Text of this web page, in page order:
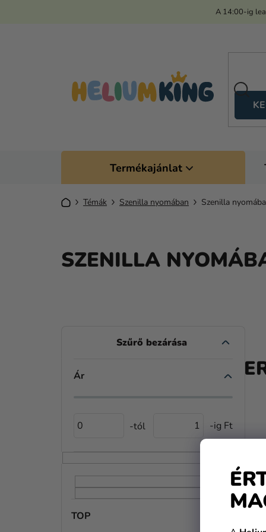
A 14:00-ig
Termékajánlat
KezdőlapTémák Szenilla nyomában Szenilla
SZENILLA
D
Ó
N
Ár
0 1
TOP
A